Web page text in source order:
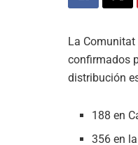
La
confirmados
distribución
188 en
356 en